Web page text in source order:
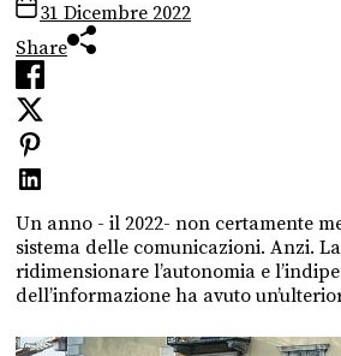
31 Dicembre 2022
Share
Un anno - il 2022- non certamente
sistema delle comunicazioni. Anzi.
ridimensionare l’autonomia e
dell’informazione ha avuto